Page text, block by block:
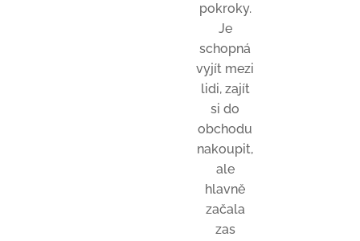
pokroky.
Je
schopná
vyjít mezi
lidi, zajít
si do
obchodu
nakoupit,
ale
hlavně
začala
zas